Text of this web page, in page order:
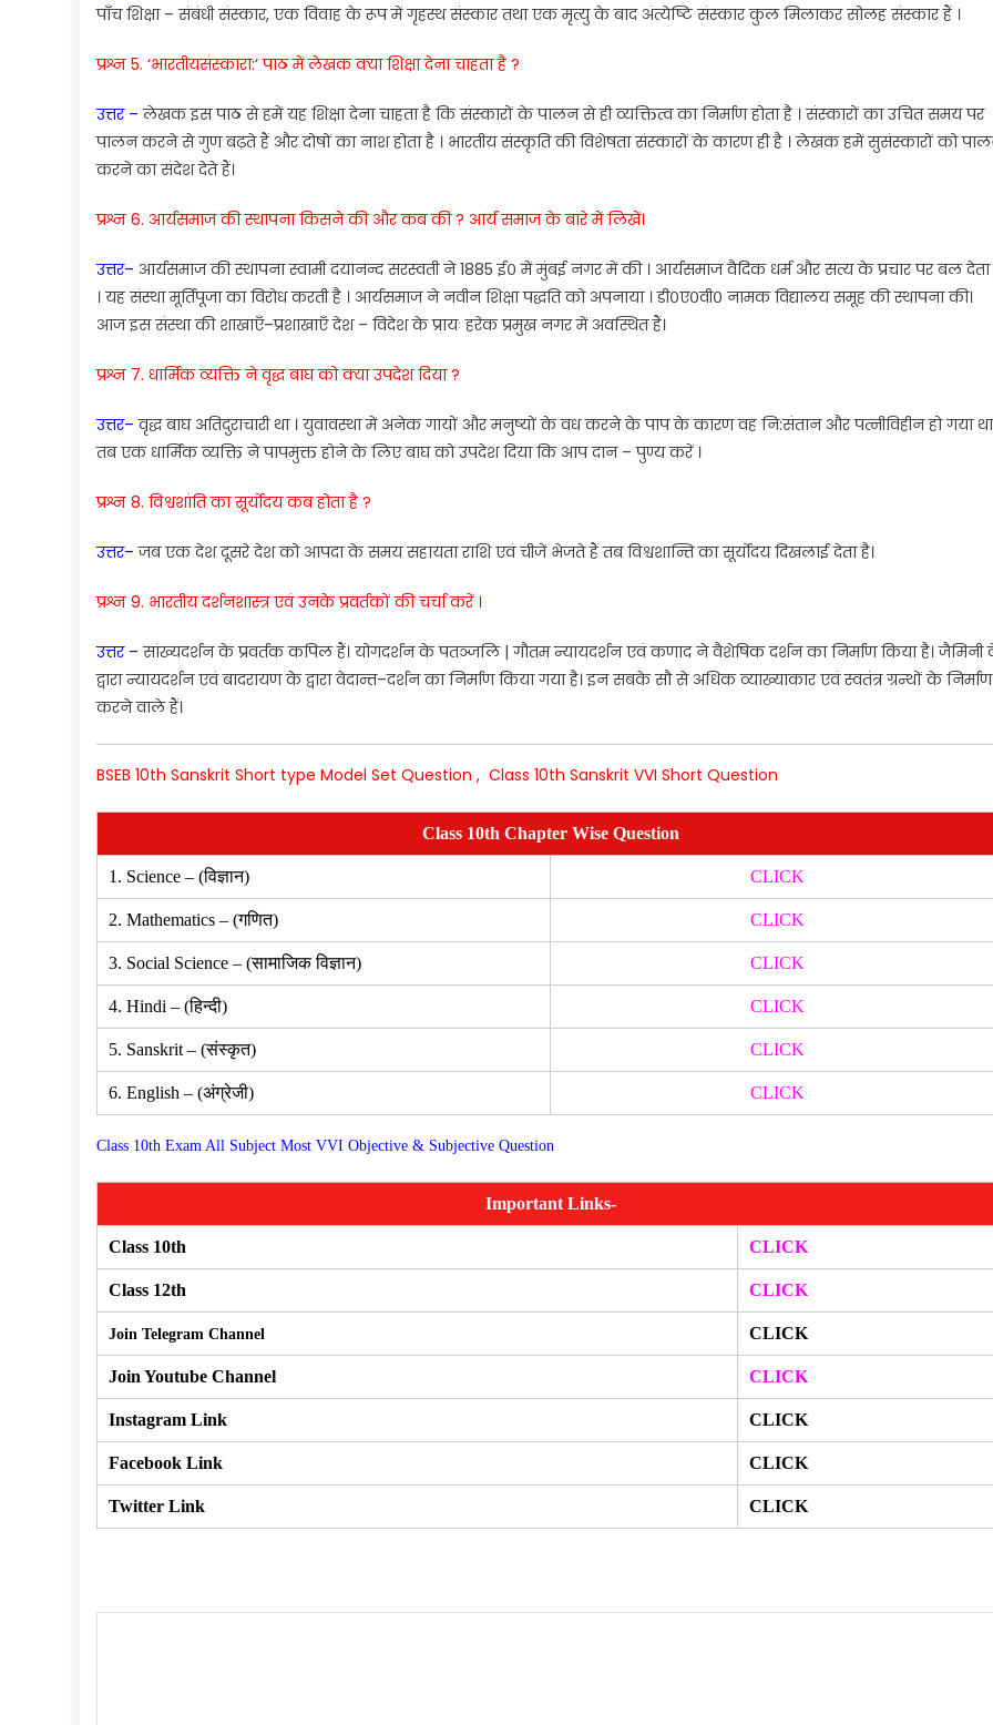
पाँचशिक्षा –संबंधीसंस्कार, एकविवाहकेरूपमेंगृहस्थसंस्कारतथाएकमृत्युकेबाद अंत्येष्टिसंस्कारकुलमिलाकरसोलहसंस्कारहैं ।
प्रश्न 5. ‘भारतीयसंस्कारा:‘पाठमेंलेखकक्याशिक्षादेनाचाहताहै ?
उत्तर –लेखकइसपाठसेहमेंयह शिक्षादेनाचाहताहै किसंस्कारोंकेपालनसेहीव्यक्तित्वकानिर्माणहोताहै ।संस्कारोंकाउचितसमयपर
पालनकरनेसेगुणबढ़तेहैं औरदोषोंकानाशहोताहै । भारतीयसंस्कृतिकीविशेषतासंस्कारोंकेकारणहीहै ।लेखकहमेंसुसंस्कारोंको
करनेकासंदेशदेतेहैं।
प्रश्न 6. आर्यसमाजकीस्थापनाकिसनेकी औरकबकी? आर्यसमाजकेबारेमेंलिखें।
उत्तर– आर्यसमाजकीस्थापनास्वामीदयानन्दसरस्वतीने1885ई०मेंमुंबईनगरमेंकी । आर्यसमाजवैदिक धर्मऔरसत्यकेप्रचारपरबलदेता
। यहसंस्थामूर्तिपूजाकाविरोधकरतीहै । आर्यसमाजनेनवीनशिक्षापद्धतिको अपनाया ।डी०ए०वी० नामकविद्यालयसमूहकीस्थापनाकी।
आजइससंस्थाकी शाखाएँ–प्रशाखाएँदेश – विदेशकेप्रायःहरेकप्रमुखनगरमें अवस्थितहैं।
प्रश्न 7. धार्मिकव्यक्तिनेवृद्धबाघकोक्याउपदेशदिया?
उत्तर–वृद्धबाघ अतिदुराचारीथा । युवावस्थामें अनेकगायों औरमनुष्योंकेवधकरनेकेपापकेकारणवह नि:संतान औरपत्नीविहीनहोगयाथा
तबएक धार्मिकव्यक्तिनेपापमुक्तहोनेकेलिएबाघकोउपदेशदियाकि आपदान –पुण्यकरें ।
प्रश्न 8. विश्वशांतिकासूर्योदयकबहोताहै ?
उत्तर– जबएकदेशदूसरेदेशको आपदाकेसमयसहायताराशिएवंचीजें भेजतेहैंतबविश्वशान्तिकासूर्योदयदिखलाईदेताहै।
प्रश्न 9. भारतीय दर्शनशास्त्रएवंउनकेप्रवर्तकोंकीचर्चाकरें ।
उत्तर –सांख्यदर्शनकेप्रवर्तक कपिलहैं। योगदर्शनकेपतञ्जलि |गौतमन्यायदर्शनएवंकणादनेवैशेषिकदर्शनकानिर्माणकियाहै।जैमिनी
द्वारान्यायदर्शनएवंबादरायणकेद्वारावेदान्त–दर्शनकानिर्माणकियागयाहै।इनसबकेसौसे अधिकव्याख्याकारएवंस्वतंत्रग्रन्थोंकेनिर्माण
करनेवालेहैं।
BSEB 10th Sanskrit Short type Model Set Question , Class 10th Sanskrit VVI Short Question
Class 10th Chapter Wise Question
1. Science – (विज्ञान) CLICK
2. Mathematics – (गणित) CLICK
3. Social Science – (सामाजिक विज्ञान) CLICK
4. Hindi – (हिन्दी) CLICK
5. Sanskrit – (संस्कृत) CLICK
6. English – (अंग्रेजी) CLICK
Class 10th Exam All Subject Most VVI Objective & Subjective Question
Important Links-
Class 10th CLICK
Class 12th CLICK
Join Telegram Channel CLICK
Join Youtube Channel CLICK
Instagram Link CLICK
Facebook Link CLICK
Twitter Link CLICK